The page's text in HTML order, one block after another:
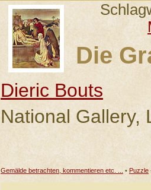
Die
Dieric Bouts
National Gallery,
Gemälde betrachten, kommentieren etc. ... • Puzzle